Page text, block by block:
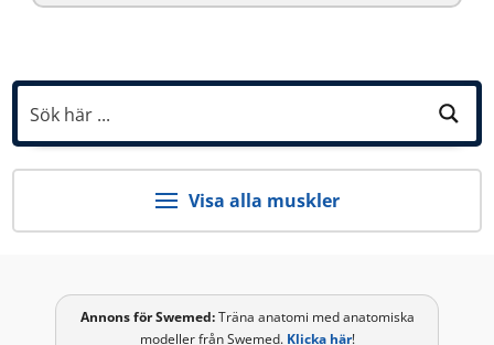
Visa alla muskler
Annons förSwemed:Träna anatomi med anatomiska
modeller från Swemed. Klicka här!